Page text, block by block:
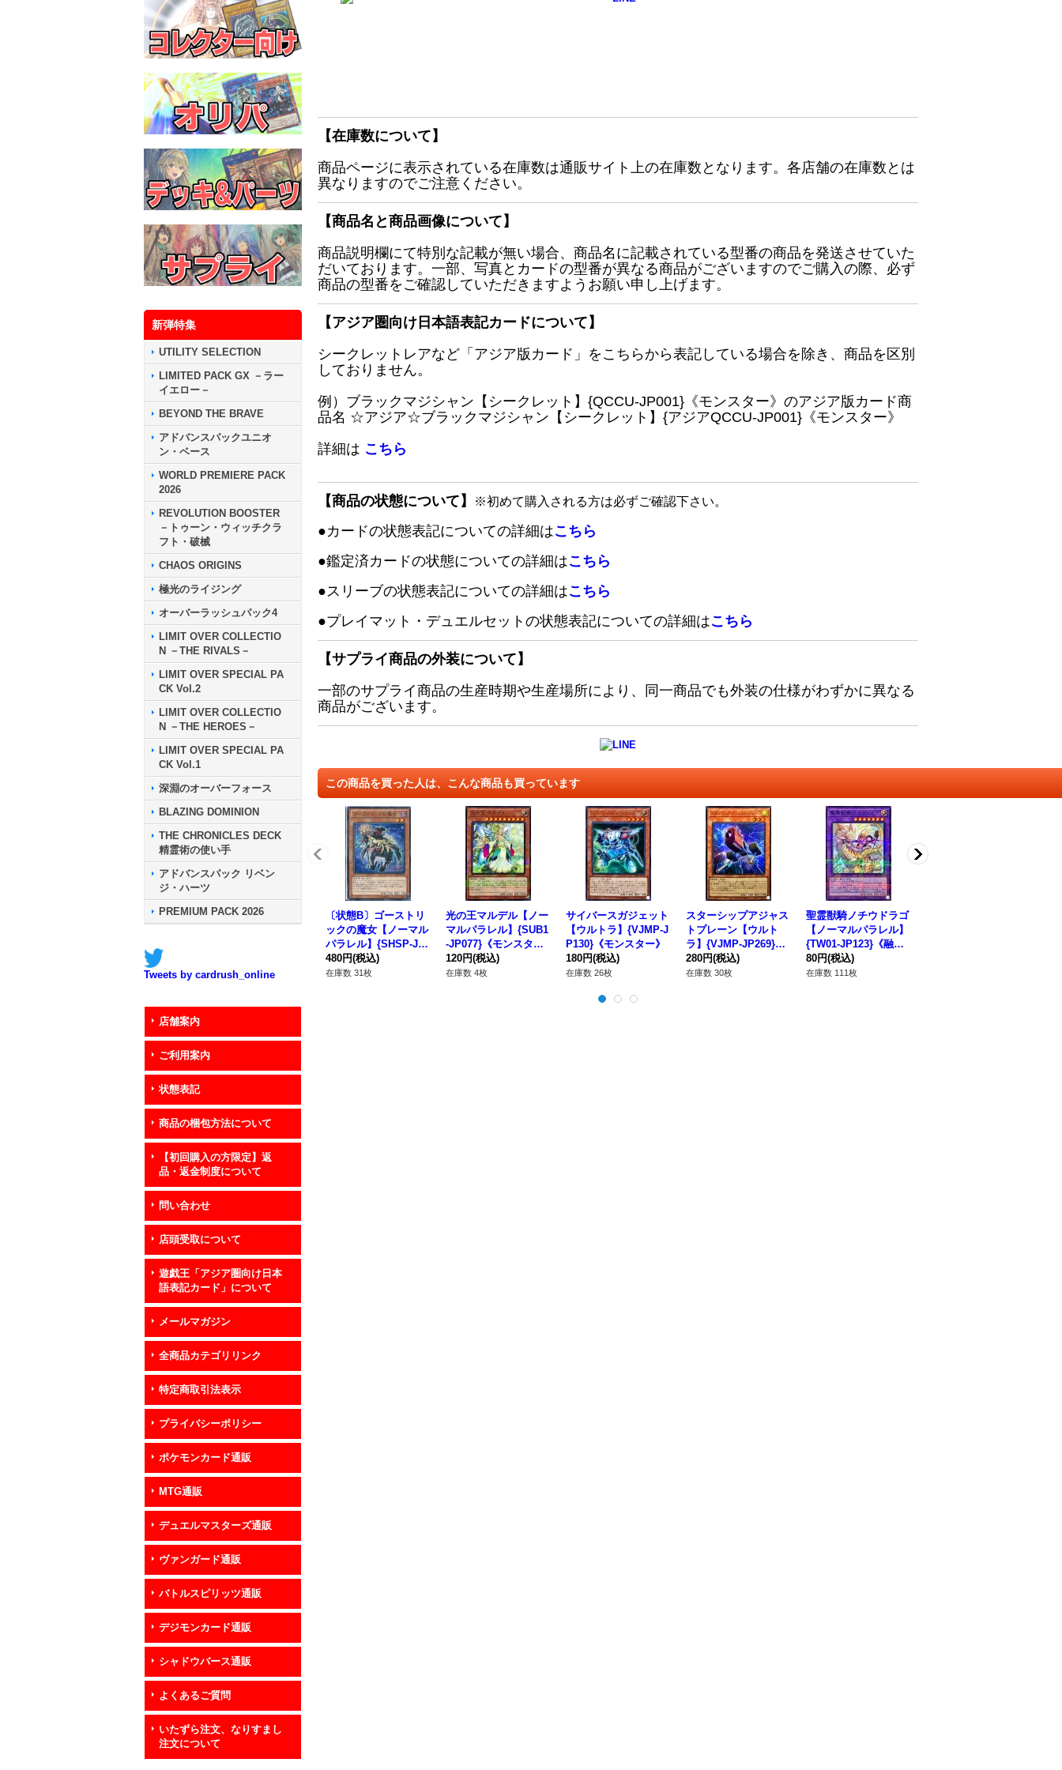
新弾特集
UTILITY SELECTION
LIMITED PACK GX －ラー
イエロー－
BEYOND THE BRAVE
アドバンスパックユニオ
ン・ベース
WORLD PREMIERE PACK
2026
REVOLUTION BOOSTER
－トゥーン・ウィッチクラ
フト・破械
CHAOS ORIGINS
極光のライジング
オーバーラッシュパック4
LIMIT OVER COLLECTIO
N －THE RIVALS－
LIMIT OVER SPECIAL PA
CK Vol.2
LIMIT OVER COLLECTIO
N －THE HEROES－
LIMIT OVER SPECIAL PA
CK Vol.1
深淵のオーバーフォース
BLAZING DOMINION
THE CHRONICLES DECK
精霊術の使い手
アドバンスパック リベン
ジ・ハーツ
PREMIUM PACK 2026
Tweets by cardrush_online
店舗案内
ご利用案内
状態表記
商品の梱包方法について
【初回購入の方限定】返
品・返金制度について
問い合わせ
店頭受取について
遊戯王「アジア圏向け日本
語表記カード」について
メールマガジン
全商品カテゴリリンク
特定商取引法表示
プライバシーポリシー
ポケモンカード通販
MTG通販
デュエルマスターズ通販
ヴァンガード通販
バトルスピリッツ通販
デジモンカード通販
シャドウバース通販
よくあるご質問
いたずら注文、なりすまし
注文について
【在庫数について】
商品ページに表示されている在庫数は通販サイト上の在庫数となります。各店舗の在庫数とは
異なりますのでご注意ください。
【商品名と商品画像について】
商品説明欄にて特別な記載が無い場合、商品名に記載されている型番の商品を発送させていた
だいております。一部、写真とカードの型番が異なる商品がございますのでご購入の際、必ず
商品の型番をご確認していただきますようお願い申し上げます。
【アジア圏向け日本語表記カードについて】
シークレットレアなど「アジア版カード」をこちらから表記している場合を除き、商品を区別
しておりません。
例）ブラックマジシャン【シークレット】{QCCU-JP001}《モンスター》のアジア版カード商
品名 ☆アジア☆ブラックマジシャン【シークレット】{アジアQCCU-JP001}《モンスター》
詳細は こちら
【商品の状態について】 ※初めて購入される方は必ずご確認下さい。
●カードの状態表記についての詳細はこちら
●鑑定済カードの状態についての詳細はこちら
●スリーブの状態表記についての詳細はこちら
●プレイマット・デュエルセットの状態表記についての詳細はこちら
【サプライ商品の外装について】
一部のサプライ商品の生産時期や生産場所により、同一商品でも外装の仕様がわずかに異なる
商品がございます。
この商品を買った人は、こんな商品も買っています
〔状態B〕ゴーストリ
ックの魔女【ノーマル
パラレル】{SHSP-JP
P01}《モンスター》
480円(税込)
在庫数 31枚
光の王マルデル【ノー
マルパラレル】{SUB1
-JP077}《モンスタ
ー》
120円(税込)
在庫数 4枚
サイバースガジェット
【ウルトラ】{VJMP-J
P130}《モンスター》
180円(税込)
在庫数 26枚
スターシップアジャス
トプレーン【ウルト
ラ】{VJMP-JP269}
《モンスター》
280円(税込)
在庫数 30枚
聖霊獣騎ノチウドラゴ
【ノーマルパラレル】
{TW01-JP123}《融
合》
80円(税込)
在庫数 111枚